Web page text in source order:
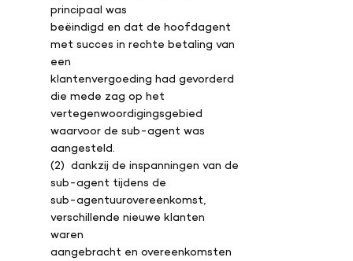
principaal was
beëindigd en dat de hoofdagent
met succes in rechte betaling van
een
klantenvergoeding had gevorderd
die mede zag op het
vertegenwoordigingsgebied
waarvoor de sub-agent was
aangesteld.
(2) dankzij de inspanningen van de
sub-agent tijdens de
sub-agentuurovereenkomst,
verschillende nieuwe klanten
waren
aangebracht en overeenkomsten